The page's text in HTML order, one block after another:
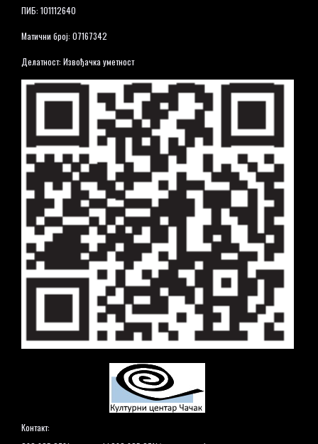
ПИБ: 101112640
Матични број: 07167342
Делатност: Извођачка уметност
Контакт: